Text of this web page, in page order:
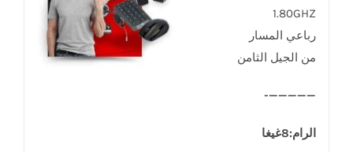
1.80GHZ
رباعي المسار
من الجيل الثامن
—————-
الرام:8غيغا